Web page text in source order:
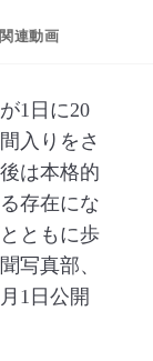
関連動画
1日に20
入りをさ
は本格的
存在にな
ともに歩
写真部、
1日公開